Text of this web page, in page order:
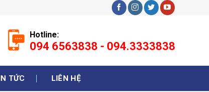
Hotline:
094 6563838 - 094.3333838
TỨC LIÊN HỆ